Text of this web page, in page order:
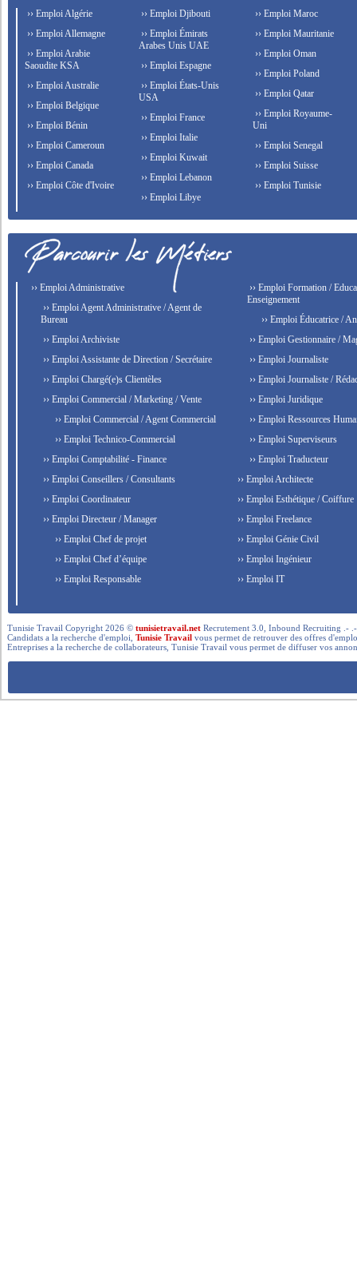
›› Emploi Algérie
›› Emploi Allemagne
›› Emploi Arabie
Saoudite KSA
›› Emploi Australie
›› Emploi Belgique
›› Emploi Bénin
›› Emploi Cameroun
›› Emploi Canada
›› Emploi Côte d'Ivoire
›› Emploi Djibouti
›› Emploi Émirats
Arabes Unis UAE
›› Emploi Espagne
›› Emploi États-Unis
USA
›› Emploi France
›› Emploi Italie
›› Emploi Kuwait
›› Emploi Lebanon
›› Emploi Libye
›› Emploi Maroc
›› Emploi Mauritanie
›› Emploi Oman
›› Emploi Poland
›› Emploi Qatar
›› Emploi Royaume-
Uni
›› Emploi Senegal
›› Emploi Suisse
›› Emploi Tunisie
›› Emploi Administrative
›› Emploi Agent Administrative / Agent de
Bureau
›› Emploi Archiviste
›› Emploi Assistante de Direction / Secrétaire
›› Emploi Chargé(e)s Clientèles
›› Emploi Commercial / Marketing / Vente
›› Emploi Commercial / Agent Commercial
›› Emploi Technico-Commercial
›› Emploi Comptabilité - Finance
›› Emploi Conseillers / Consultants
›› Emploi Coordinateur
›› Emploi Directeur / Manager
›› Emploi Chef de projet
›› Emploi Chef d’équipe
›› Emploi Responsable
›› Emploi Formation /
Enseignement
›› Emploi Éducatrice /
›› Emploi Gestionnaire /
›› Emploi Journaliste
›› Emploi Journaliste /
›› Emploi Juridique
›› Emploi Ressources
›› Emploi Superviseurs
›› Emploi Traducteur
›› Emploi Architecte
›› Emploi Esthétique / Coiffure
›› Emploi Freelance
›› Emploi Génie Civil
›› Emploi Ingénieur
›› Emploi IT
Tunisie Travail Copyright 2026 ©tunisietravail.net Recrutement 3.0, Inbound Recruiting .-
Candidats a la recherche d'emploi,Tunisie Travail vous permet de retrouver des offres
Entreprises a la recherche de collaborateurs, Tunisie Travail vous permet de diffuser vos